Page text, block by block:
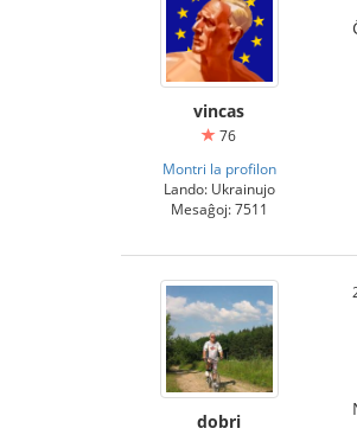
vincas
76
Montri la profilon
Lando: Ukrainujo
Mesaĝoj: 7511
dobri